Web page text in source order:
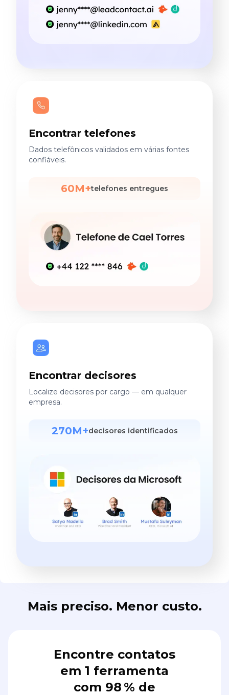
Encontrar telefones
Dados telefônicos validados em várias fontes
confiáveis.
60M+telefones entregues
Encontrar decisores
Localize decisores por cargo — em qualquer
empresa.
270M+decisores identificados
Mais preciso. Menor custo.
Encontre contatos
em 1 ferramenta
com 98 % de